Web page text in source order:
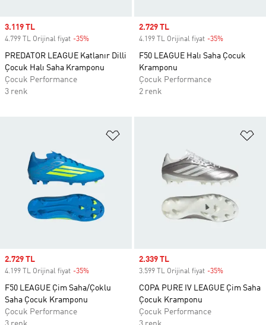
Sale price
3.119 TL
4.799 TL Orijinal fiyat -35%
PREDATOR LEAGUE Katlanır Dilli
Çocuk Halı Saha Kramponu
Çocuk Performance
3 renk
Sale price
2.729 TL
4.199 TL Orijinal fiyat -35%
F50 LEAGUE Halı Saha Çocuk
Kramponu
Çocuk Performance
2 renk
Sale price
2.729 TL
4.199 TL Orijinal fiyat -35%
F50 LEAGUE Çim Saha/Çoklu
Saha Çocuk Kramponu
Çocuk Performance
Sale price
2.339 TL
3.599 TL Orijinal fiyat -35%
COPA PURE IV LEAGUE Çim Saha
Çocuk Kramponu
Çocuk Performance